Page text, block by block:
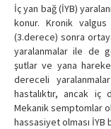
İç yan bağ (İYB)
konur. Kronik valgus
(3.derece) sonra
yaralanmalar ile de
şutlar ve yana
dereceli
hastalıktır, ancak iç
Mekanik semptomlar
hassasiyet olması İYB